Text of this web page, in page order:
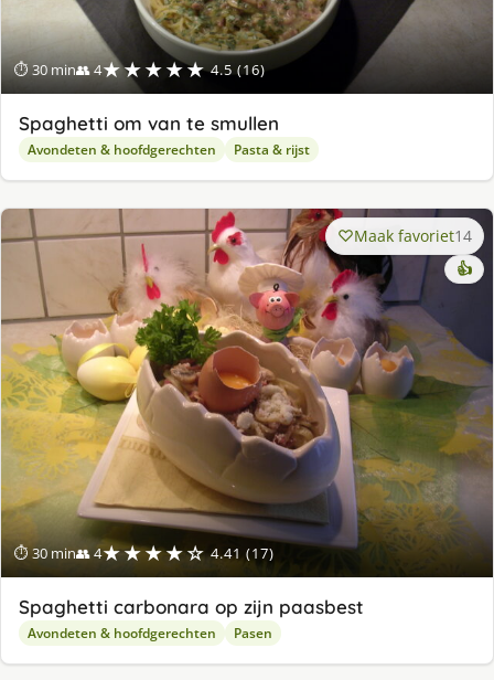
⏱ 30 min👥 4★★★★★ 4.5 (16)
Spaghetti om van te smullen
Avondeten & hoofdgerechten Pasta & rijst
⏱ 30 min👥 4★★★★☆ 4.41 (17)
Maak favoriet14
👍
Spaghetti carbonara op zijn paasbest
Avondeten & hoofdgerechten Pasen